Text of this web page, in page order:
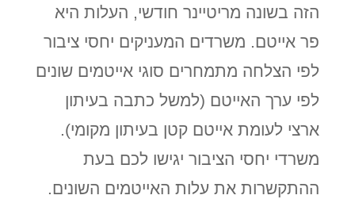
הזה בשונה מריטיינר חודשי, העלות היא
פר אייטם. משרדים המעניקים יחסי ציבור
לפי הצלחה מתמחרים סוגי אייטמים שונים
לפי ערך האייטם (למשל כתבה בעיתון
ארצי לעומת אייטם קטן בעיתון מקומי).
משרדי יחסי הציבור יגישו לכם בעת
ההתקשרות את עלות האייטמים השונים.